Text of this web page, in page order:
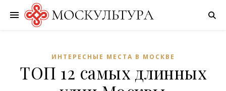
ИНТЕРЕСНЫЕ МЕСТА В МОСКВЕ
ТОП 12 самых длинных